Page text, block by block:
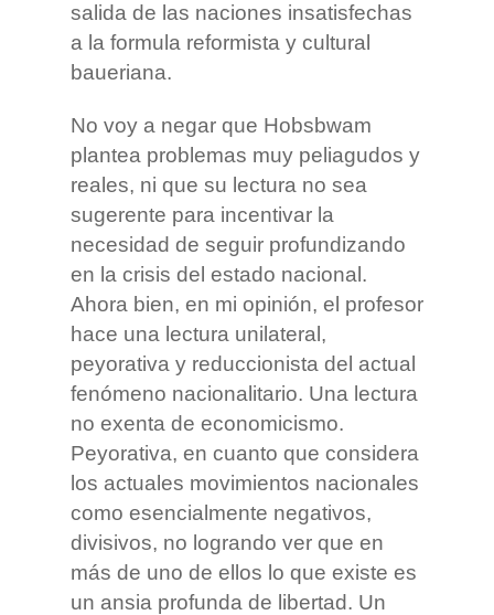
salida de las naciones insatisfechas
a la formula reformista y cultural
baueriana.
No voy a negar que Hobsbwam
plantea problemas muy peliagudos y
reales, ni que su lectura no sea
sugerente para incentivar la
necesidad de seguir profundizando
en la crisis del estado nacional.
Ahora bien, en mi opinión, el profesor
hace una lectura unilateral,
peyorativa y reduccionista del actual
fenómeno nacionalitario. Una lectura
no exenta de economicismo.
Peyorativa, en cuanto que considera
los actuales movimientos nacionales
como esencialmente negativos,
divisivos, no logrando ver que en
más de uno de ellos lo que existe es
un ansia profunda de libertad. Un